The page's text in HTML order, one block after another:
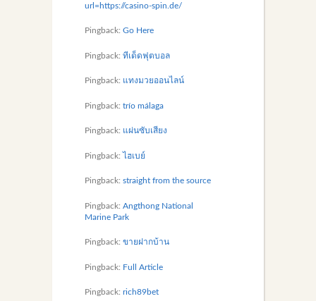
url=https://casino-spin.de/
Pingback: Go Here
Pingback: ทีเด็ดฟุตบอล
Pingback: แทงมวยออนไลน์
Pingback: trío málaga
Pingback: แผ่นซับเสียง
Pingback: ไฮเบย์
Pingback: straight from the source
Pingback: Angthong National
Marine Park
Pingback: ขายฝากบ้าน
Pingback: Full Article
Pingback: rich89bet